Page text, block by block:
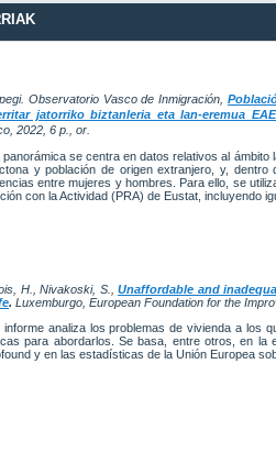
Observatorio Vasco de Inmigración ,
jatorriko biztanleria eta lan-eremua
2022, 6 p., or.
panorámica se centra en datos relativos al
y población de origen extranjero, y,
entre mujeres y hombres. Para ello, se
con la Actividad (PRA) de Eustat, incluyendo
H. ,Nivakoski, S. ,Unaffordable and
. Luxemburgo, European Foundation for the
informe analiza los problemas de vivienda a los
para abordarlos. Se basa, entre otros, en la
y en las estadísticas de la Unión Europea